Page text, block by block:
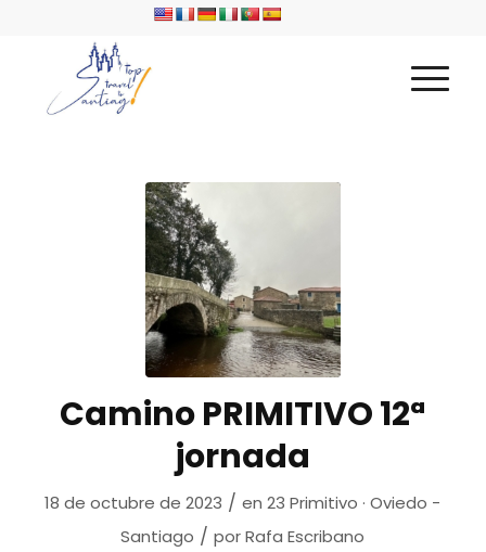
Camino PRIMITIVO 12ª
jornada
18 de octubre de 2023 / en23 Primitivo · Oviedo -
Santiago / porRafa Escribano